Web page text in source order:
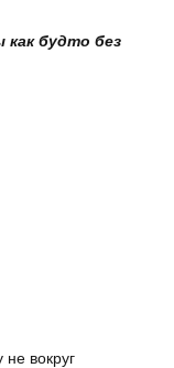
будто без
не вокруг